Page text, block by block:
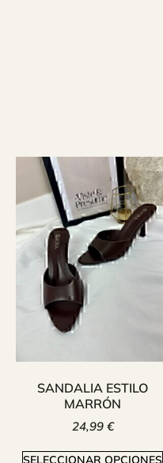
SANDALIA ESTILO
MARRÓN
24,99 €
SELECCIONAR OPCIONES